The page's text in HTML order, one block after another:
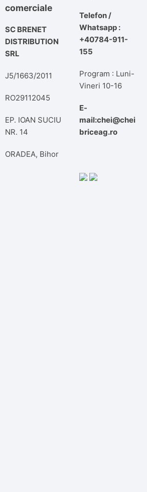
comerciale
SC BRENET
DISTRIBUTION
SRL
J5/1663/2011
RO29112045
EP. IOAN SUCIU
NR. 14
ORADEA, Bihor
Telefon /
Whatsapp :
+40784-911-
155
Program : Luni-
Vineri 10-16
E-
mail:chei@chei
briceag.ro